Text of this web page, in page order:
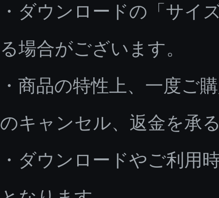
・ダウンロードの「サイ
る場合がございます。
・商品の特性上、一度ご
のキャンセル、返金を承
・ダウンロードやご利用